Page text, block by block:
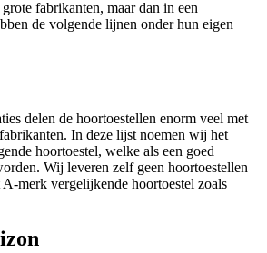
fabrikanten, maar dan in een
de volgende lijnen onder hun eigen
delen de hoortoestellen enorm veel met
In deze lijst noemen wij het
hoortoestel, welke als een goed
Wij leveren zelf geen hoortoestellen
merk vergelijkende hoortoestel zoals